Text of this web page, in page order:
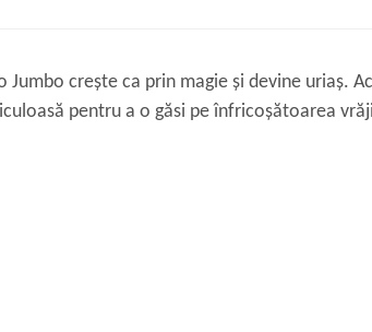
crește ca prin magie și devine uriaș.
pentru a o găsi pe înfricoșătoarea